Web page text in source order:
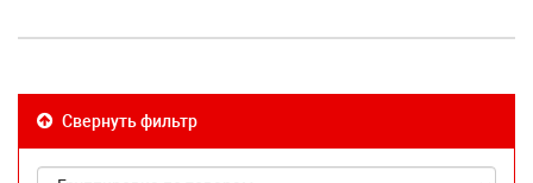
Свернуть фильтр